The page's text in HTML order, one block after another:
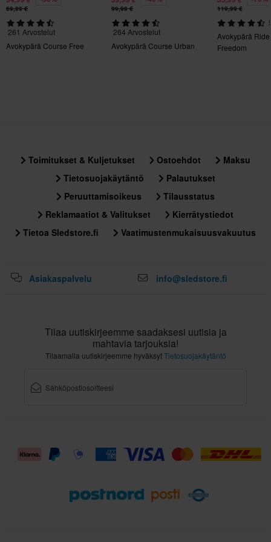
Tuotteen Paino
1400
Musta, Harmaa
Sertifiointistandardi
347 x 403 x 339 mm
XS
XXL
290 x 395 x 280 mm
69,99 €
261 Arvostelut
Avokypärä Course Free
99,99 €
264 Arvostelut
Avokypärä Course Urban
119,99 €
Avokypärä
Freedom
Toimitukset & Kuljetukset Ostoehdot
Maksu
Tietosuojakäytäntö
Palautukset
Peruuttamisoikeus
Tilausstatus
Reklamaatiot & Valitukset
Kierrätystiedot
Tietoa Sledstore.fi
Vaatimustenmukaisuusvakuutus
Asiakaspalvelu info@sledstore.fi
Tilaa uutiskirjeemme saadaksesi uutisia ja
mahtavia tarjouksia!
Tilaamalla uutiskirjeemme hyväksytTietosuojakäytäntö